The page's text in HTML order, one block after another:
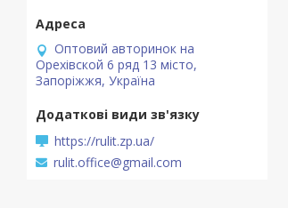
Оптовий авторинок на
Орехівской 6 ряд 13 місто,
Запоріжжя, Україна
https://rulit.zp.ua/
rulit.office@gmail.com